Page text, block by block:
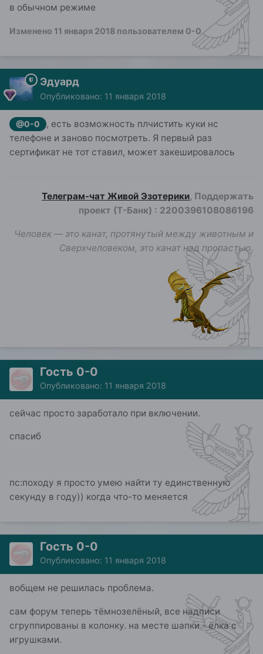
в обычном режиме
Изменено 11 января 2018 пользователем 0-0
Эдуард
Опубликовано: 11 января 2018
@0-0
, есть возможность плчистить куки нс
телефоне и заново посмотреть. Я первый раз
сертификат не тот ставил, может закешировалось
Телеграм-чат Живой Эзотерики, Поддержать
проект (Т-Банк) : 2200396108086196
Человек — это канат, протянутый между животным и
Сверхчеловеком, это канат над пропастью.
Гость 0-0
Опубликовано: 11 января 2018
сейчас просто заработало при включении.
спасиб
пс:походу я просто умею найти ту единственную
секунду в году)) когда что-то меняется
Гость 0-0
Опубликовано: 11 января 2018
вобщем не решилась проблема.
сам форум теперь тёмнозелёный, все надписи
сгруппированы в колонку. на месте шапки - ёлка с
игрушками.